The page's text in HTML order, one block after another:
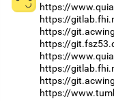
https://
https://
https://
https://
https://
https://
https://
https://